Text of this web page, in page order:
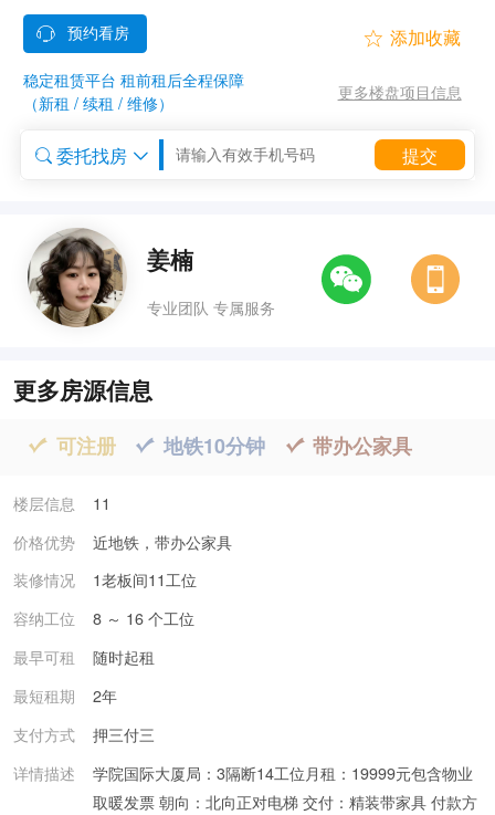

稳定租赁平台 租前租后全程保障
（新租 / 续租 / 维修）

更多楼盘项目信息
 委托找房  提交
姜楠
专业团队 专属服务
更多房源信息
 可注册  地铁10分钟  带办公家具
楼层信息
11
价格优势
近地铁，带办公家具
装修情况
1老板间11工位
容纳工位
8 ～ 16 个工位
最早可租
随时起租
最短租期
2年
支付方式
押三付三
详情描述
学院国际大厦局：3隔断14工位月租：19999元包含物业
取暖发票 朝向：北向正对电梯 交付：精装带家具 付款方